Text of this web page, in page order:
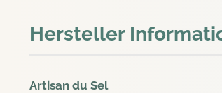
Hersteller
Artisan du Sel